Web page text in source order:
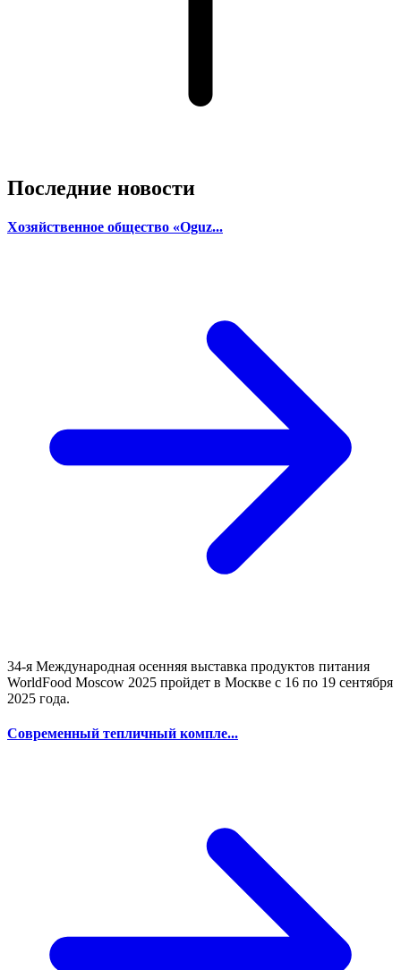
Последние новости
Хозяйственное общество «Oguz...
34-я Международная осенняя выставка продуктов питания
WorldFood Moscow 2025 пройдет в Москве с 16 по 19 сентября
2025 года.
Современный тепличный компле...